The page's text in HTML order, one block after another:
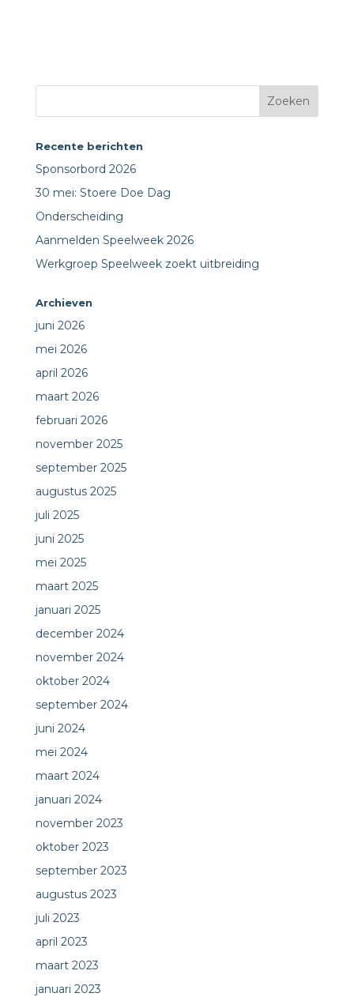
Recente berichten
Sponsorbord 2026
30 mei: Stoere Doe Dag
Onderscheiding
Aanmelden Speelweek 2026
Werkgroep Speelweek zoekt uitbreiding
Archieven
juni 2026
mei 2026
april 2026
maart 2026
februari 2026
november 2025
september 2025
augustus 2025
juli 2025
juni 2025
mei 2025
maart 2025
januari 2025
december 2024
november 2024
oktober 2024
september 2024
juni 2024
mei 2024
maart 2024
januari 2024
november 2023
oktober 2023
september 2023
augustus 2023
juli 2023
april 2023
maart 2023
januari 2023